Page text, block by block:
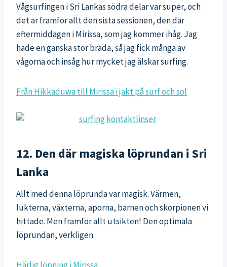
Vågsurfingen i Sri Lankas södra delar var super, och
det är framför allt den sista sessionen, den där
eftermiddagen i Mirissa, som jag kommer ihåg. Jag
hade en ganska stor bräda, så jag fick många av
vågorna och insåg hur mycket jag älskar surfing.
Från Hikkaduwa till Mirissa i jakt på surf och sol
12. Den där magiska löprundan i Sri
Lanka
Allt med denna löprunda var magisk. Värmen,
lukterna, växterna, aporna, barnen och skorpionen vi
hittade. Men framför allt utsikten! Den optimala
löprundan, verkligen.